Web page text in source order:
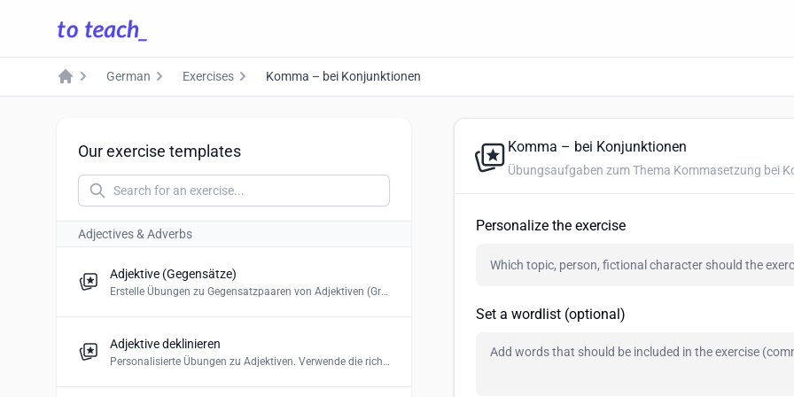
Home
German Exercises Komma – bei Konjunktionen
Komma – bei Konjunktionen
Übungsaufgaben zum Thema Kommasetzung bei
Personalize the exercise
Set a wordlist (optional)
Our exercise templates
Adjectives & Adverbs
Adjektive (Gegensätze)
Erstelle Übungen zu Gegensatzpaaren von Adjektiven (Grundschule)
Adjektive deklinieren
Personalisierte Übungen zu Adjektiven. Verwende die richtige Form. Erstelle ein Multiple-Choice-Quiz oder Drag and Drop.